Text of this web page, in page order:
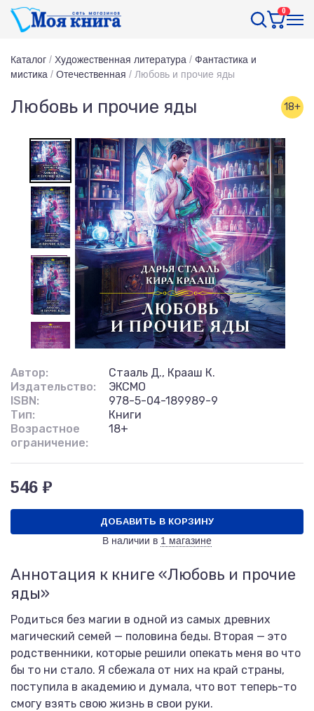
0
Каталог / Художественная литература / Фантастика и
мистика / Отечественная / Любовь и прочие яды
Любовь и прочие яды 18+
Автор:
Стааль Д., Крааш К.
Издательство:
ЭКСМО
ISBN:
978-5-04-189989-9
Тип:
Книги
Возрастное
ограничение:
18+
546 ₽
ДОБАВИТЬ В КОРЗИНУ
В наличии в 1 магазине
Аннотация к книге «Любовь и прочие
яды»
Родиться без магии в одной из самых древних
магический семей — половина беды. Вторая — это
родственники, которые решили опекать меня во что
бы то ни стало. Я сбежала от них на край страны,
поступила в академию и думала, что вот теперь-то
смогу взять свою жизнь в свои руки.